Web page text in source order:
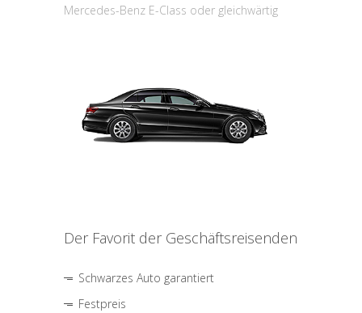
Mercedes-Benz E-Class oder gleichwärtig
Der Favorit der Geschäftsreisenden
Schwarzes Auto garantiert
Festpreis